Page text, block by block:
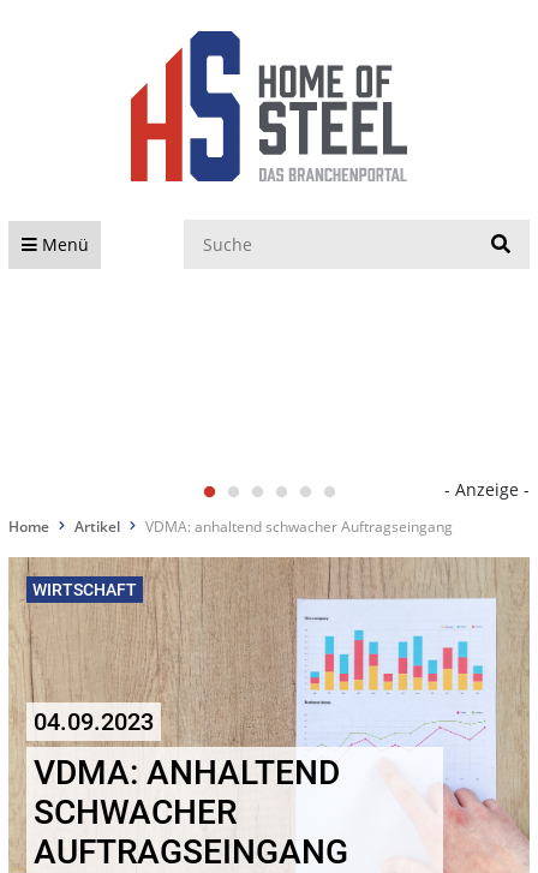
Menü
- Anzeige -
Home Artikel VDMA: anhaltend schwacher Auftragseingang
WIRTSCHAFT
04.09.2023
VDMA: ANHALTEND
SCHWACHER
AUFTRAGSEINGANG